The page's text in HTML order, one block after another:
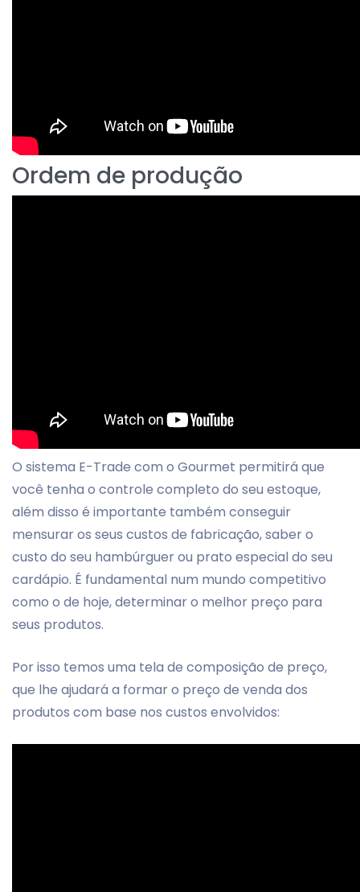
Ordem de produção
O sistema E-Trade com o Gourmet permitirá que
você tenha o controle completo do seu estoque,
além disso é importante também conseguir
mensurar os seus custos de fabricação, saber o
custo do seu hambúrguer ou prato especial do seu
cardápio. É fundamental num mundo competitivo
como o de hoje, determinar o melhor preço para
seus produtos.
Por isso temos uma tela de composição de preço,
que lhe ajudará a formar o preço de venda dos
produtos com base nos custos envolvidos: